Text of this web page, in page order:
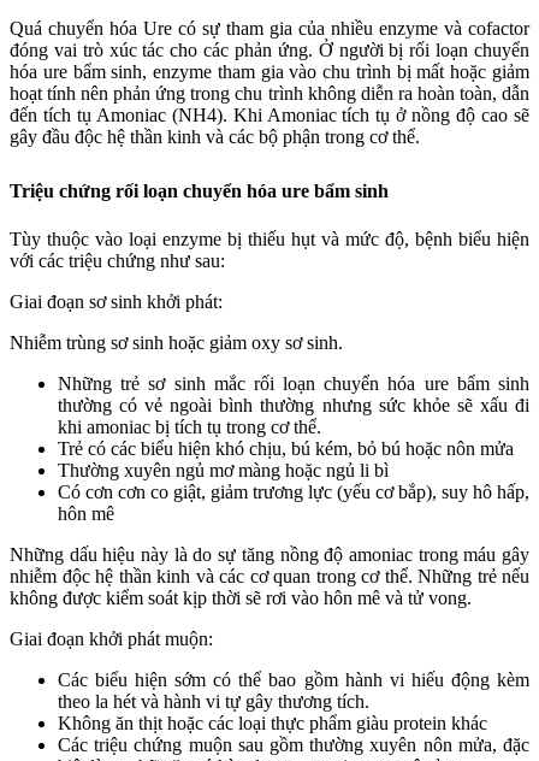
Quá chuyển hóa Ure có sự tham gia của nhiều enzyme và cofactor
đóng vai trò xúc tác cho các phản ứng. Ở người bị rối loạn chuyển
hóa ure bẩm sinh, enzyme tham gia vào chu trình bị mất hoặc giảm
hoạt tính nên phản ứng trong chu trình không diễn ra hoàn toàn, dẫn
đến tích tụ Amoniac (NH4). Khi Amoniac tích tụ ở nồng độ cao sẽ
gây đầu độc hệ thần kinh và các bộ phận trong cơ thể.
Triệu chứng rối loạn chuyển hóa ure bẩm sinh
Tùy thuộc vào loại enzyme bị thiếu hụt và mức độ, bệnh biểu hiện
với các triệu chứng như sau:
Giai đoạn sơ sinh khởi phát:
Nhiễm trùng sơ sinh hoặc giảm oxy sơ sinh.
Những trẻ sơ sinh mắc rối loạn chuyển hóa ure bẩm sinh
thường có vẻ ngoài bình thường nhưng sức khỏe sẽ xấu đi
khi amoniac bị tích tụ trong cơ thể.
Trẻ có các biểu hiện khó chịu, bú kém, bỏ bú hoặc nôn mửa
Thường xuyên ngủ mơ màng hoặc ngủ li bì
Có cơn cơn co giật, giảm trương lực (yếu cơ bắp), suy hô hấp,
hôn mê
Những dấu hiệu này là do sự tăng nồng độ amoniac trong máu gây
nhiễm độc hệ thần kinh và các cơ quan trong cơ thể. Những trẻ nếu
không được kiểm soát kịp thời sẽ rơi vào hôn mê và tử vong.
Giai đoạn khởi phát muộn:
Các biểu hiện sớm có thể bao gồm hành vi hiếu động kèm
theo la hét và hành vi tự gây thương tích.
Không ăn thịt hoặc các loại thực phẩm giàu protein khác
Các triệu chứng muộn sau gồm thường xuyên nôn mửa, đặc